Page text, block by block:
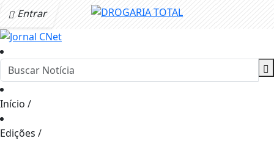
Entrar
Início /
Edições /